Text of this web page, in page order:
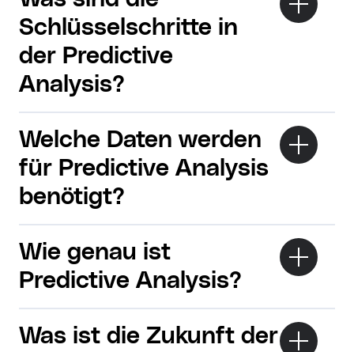
Schlüsselschritte in
der Predictive
Analysis?
Welche Daten werden
für Predictive Analysis
benötigt?
Wie genau ist
Predictive Analysis?
Was ist die Zukunft der